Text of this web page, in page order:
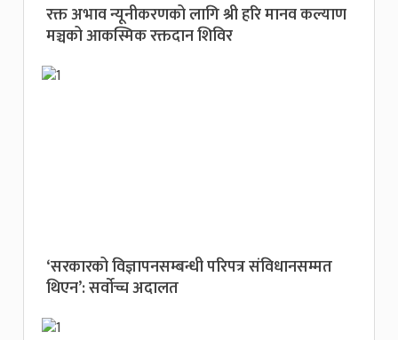
रक्त अभाव न्यूनीकरणको लागि श्री हरि मानव कल्याण
मञ्चको आकस्मिक रक्तदान शिविर
‘सरकारको विज्ञापनसम्बन्धी परिपत्र संविधानसम्मत
थिएन’: सर्वाेच्च अदालत